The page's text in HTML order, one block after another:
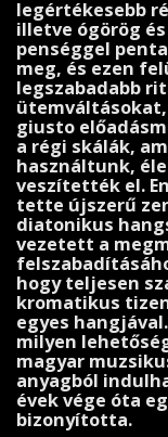
legértékesebb
illetve ógörög
penséggel
meg, és ezen
legszabadabb
giusto
a régi ská­lák,
használtunk,
veszítették el.
tette újszerű
diatonikus
vezetett a
hogy teljesen
kromatikus
egyes
milyen
magyar
anyagból
évek vége óta
bizonyította.